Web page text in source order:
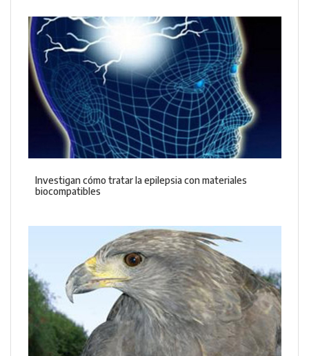
Investigan cómo tratar la epilepsia con materiales
biocompatibles